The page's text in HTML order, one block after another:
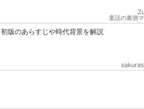
童話の裏側
版のあらすじや時代背景を解説